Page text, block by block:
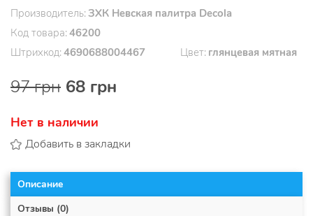
Производитель ЗХК Невская палитра Decola
Код товара 46200
Штрихкод 4690688004467 Цвет глянцевая мятная
97 грн 68 грн
Нет в наличии
Добавить в закладки
Описание
Отзывы (0)